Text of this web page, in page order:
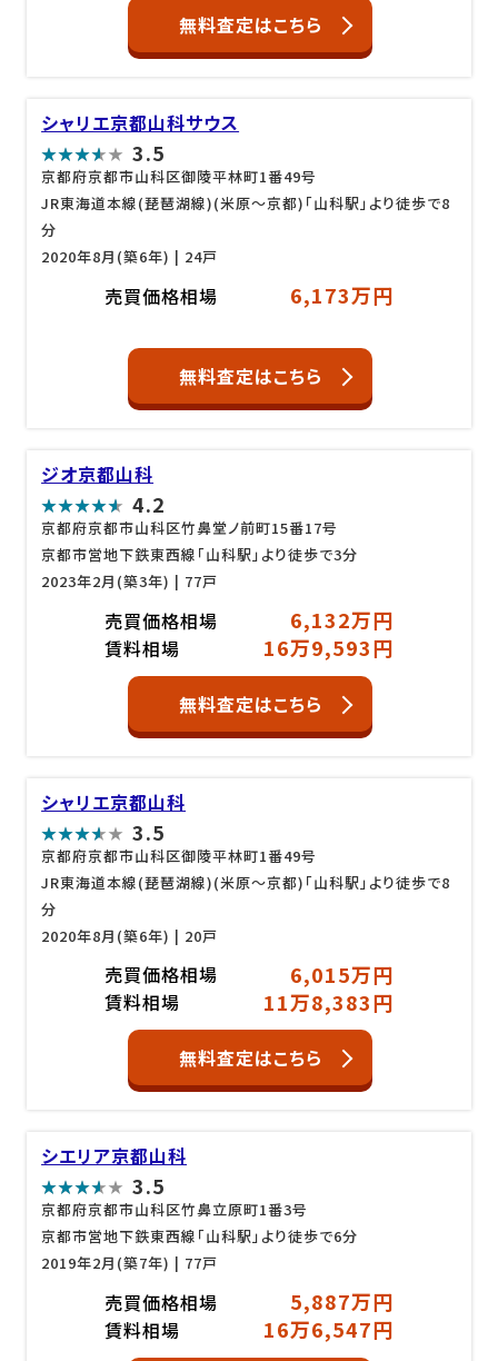
無料査定はこちら
シャリエ京都山科サウス
3.5
京都府京都市山科区御陵平林町1番49号
JR東海道本線(琵琶湖線)(米原～京都)「山科駅」より徒歩で8
分
2020年8月(築6年) | 24戸
売買価格相場 6,173万円
無料査定はこちら
ジオ京都山科
4.2
京都府京都市山科区竹鼻堂ノ前町15番17号
京都市営地下鉄東西線「山科駅」より徒歩で3分
2023年2月(築3年) | 77戸
売買価格相場 6,132万円
賃料相場 16万9,593円
無料査定はこちら
シャリエ京都山科
3.5
京都府京都市山科区御陵平林町1番49号
JR東海道本線(琵琶湖線)(米原～京都)「山科駅」より徒歩で8
分
2020年8月(築6年) | 20戸
売買価格相場 6,015万円
賃料相場 11万8,383円
無料査定はこちら
シエリア京都山科
3.5
京都府京都市山科区竹鼻立原町1番3号
京都市営地下鉄東西線「山科駅」より徒歩で6分
2019年2月(築7年) | 77戸
売買価格相場 5,887万円
賃料相場 16万6,547円